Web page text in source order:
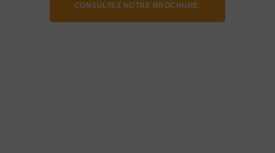
CONSULTEZ NOTRE BROCHURE.